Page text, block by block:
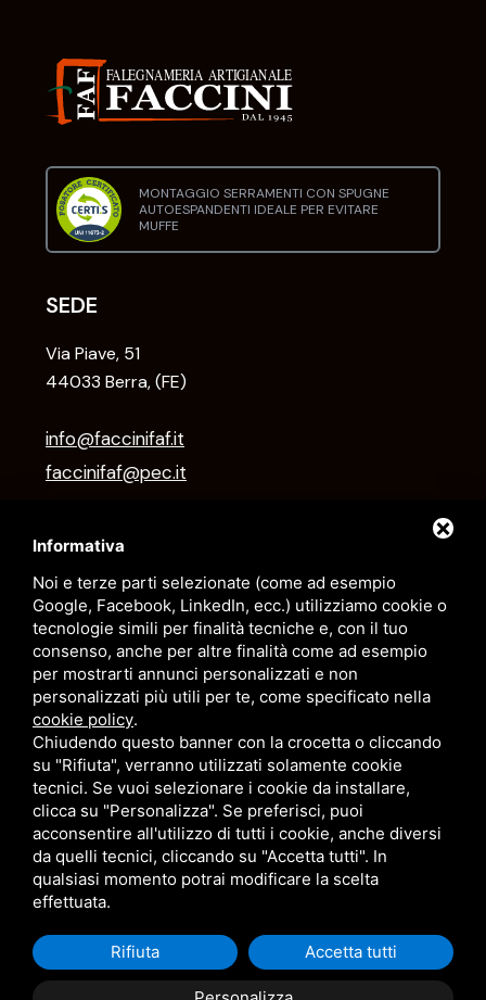
Informativa
Noi e terze parti selezionate (come ad esempio
Google, Facebook, LinkedIn, ecc.) utilizziamo cookie o
tecnologie simili per finalità tecniche e, con il tuo
consenso, anche per altre finalità come ad esempio
per mostrarti annunci personalizzati e non
personalizzati più utili per te, come specificato nella
cookie policy.
Chiudendo questo banner con la crocetta o cliccando
su "Rifiuta", verranno utilizzati solamente cookie
tecnici. Se vuoi selezionare i cookie da installare,
clicca su "Personalizza". Se preferisci, puoi
acconsentire all'utilizzo di tutti i cookie, anche diversi
da quelli tecnici, cliccando su "Accetta tutti". In
qualsiasi momento potrai modificare la scelta
effettuata.
Rifiuta Accetta tutti
MONTAGGIO SERRAMENTI CON SPUGNE
AUTOESPANDENTI IDEALE PER EVITARE
MUFFE
SEDE
Via Piave, 51
44033 Berra, (FE)
info@faccinifaf.it
faccinifaf@pec.it
ORARI
Lun/Ven
08–12 / 14:30–18:30
Sabato
Domenica
Chiuso
FAF FALEGNAMERIA ARTIGIANALE FACCINI DI FACCINI LUCA - C.F.E N.R.I.
FCCLCU74C12C980Q -SITEMAPQUESTO SITO È PROTETTO DA GOOGLE
RECAPTCHA V3,